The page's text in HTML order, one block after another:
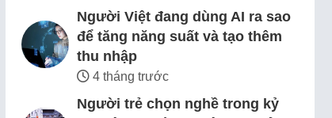
Người Việt đang dùng AI ra sao
để tăng năng suất và tạo thêm
thu nhập
4 tháng trước
Người trẻ chọn nghề trong kỷ